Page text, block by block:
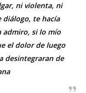
ni violenta, ni
diálogo, te hacía
admiro, si lo mío
el dolor de luego
desintegraran de